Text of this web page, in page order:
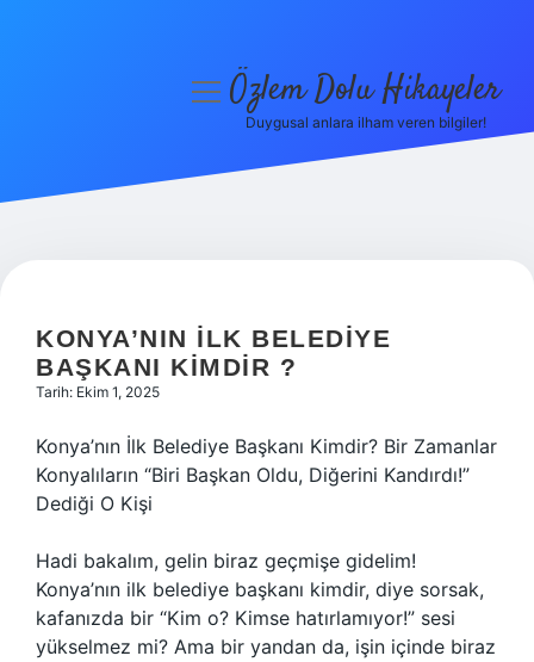
Hakkımızda
menüyüÖzlem Dolu Hikayeler
Duygusal anlara ilham veren bilgiler!
KONYA’NIN ILK BELEDIYE
BAŞKANI KIMDIR ?
Tarih: Ekim 1, 2025
Konya’nın İlk Belediye Başkanı Kimdir? Bir Zamanlar
Konyalıların “Biri Başkan Oldu, Diğerini Kandırdı!”
Dediği O Kişi
Hadi bakalım, gelin biraz geçmişe gidelim!
Konya’nın ilk belediye başkanı kimdir, diye sorsak,
kafanızda bir “Kim o? Kimse hatırlamıyor!” sesi
yükselmez mi? Ama bir yandan da, işin içinde biraz